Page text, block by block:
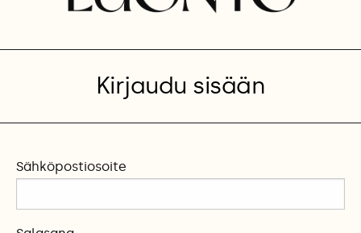
Kirjaudu sisään
Sähköpostiosoite